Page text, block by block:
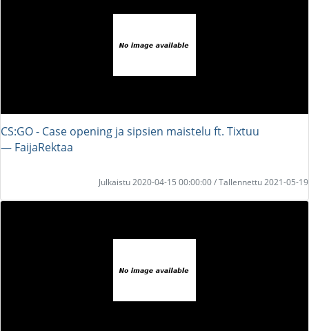
CS:GO - Case opening ja sipsien maistelu ft. Tixtuu
― FaijaRektaa
Julkaistu 2020-04-15 00:00:00 / Tallennettu 2021-05-19